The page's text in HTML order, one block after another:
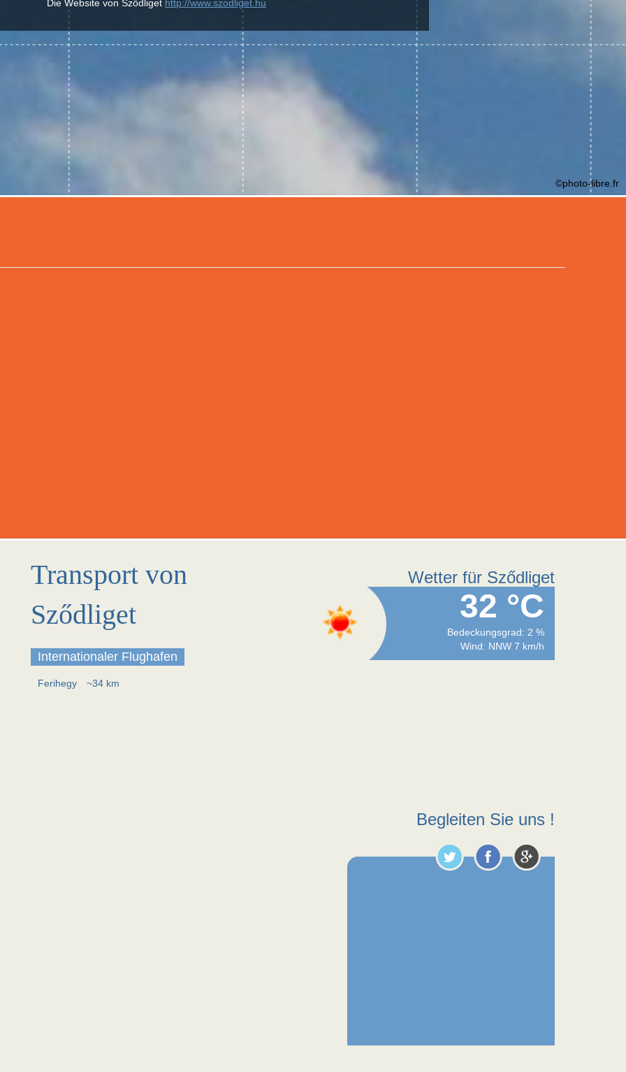
Die Website von Sződliget http://www.szodliget.hu
©photo-libre.fr
Transport von
Sződliget
Internationaler Flughafen
Ferihegy ~34 km
Wetter für Sződliget
32 °C
Bedeckungsgrad: 2 %
Wind: NNW 7 km/h
Begleiten Sie uns !